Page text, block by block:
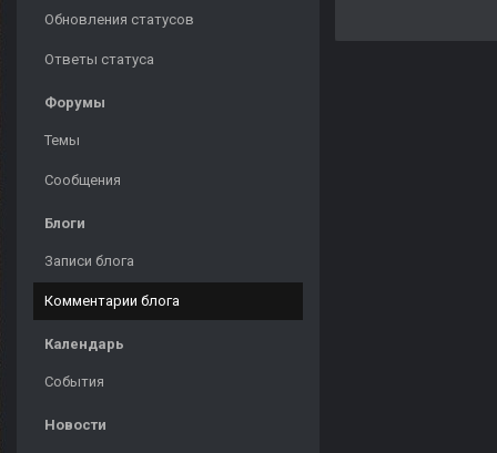
Обновления статусов
Ответы статуса
Форумы
Темы
Сообщения
Блоги
Записи блога
Комментарии блога
Календарь
События
Новости